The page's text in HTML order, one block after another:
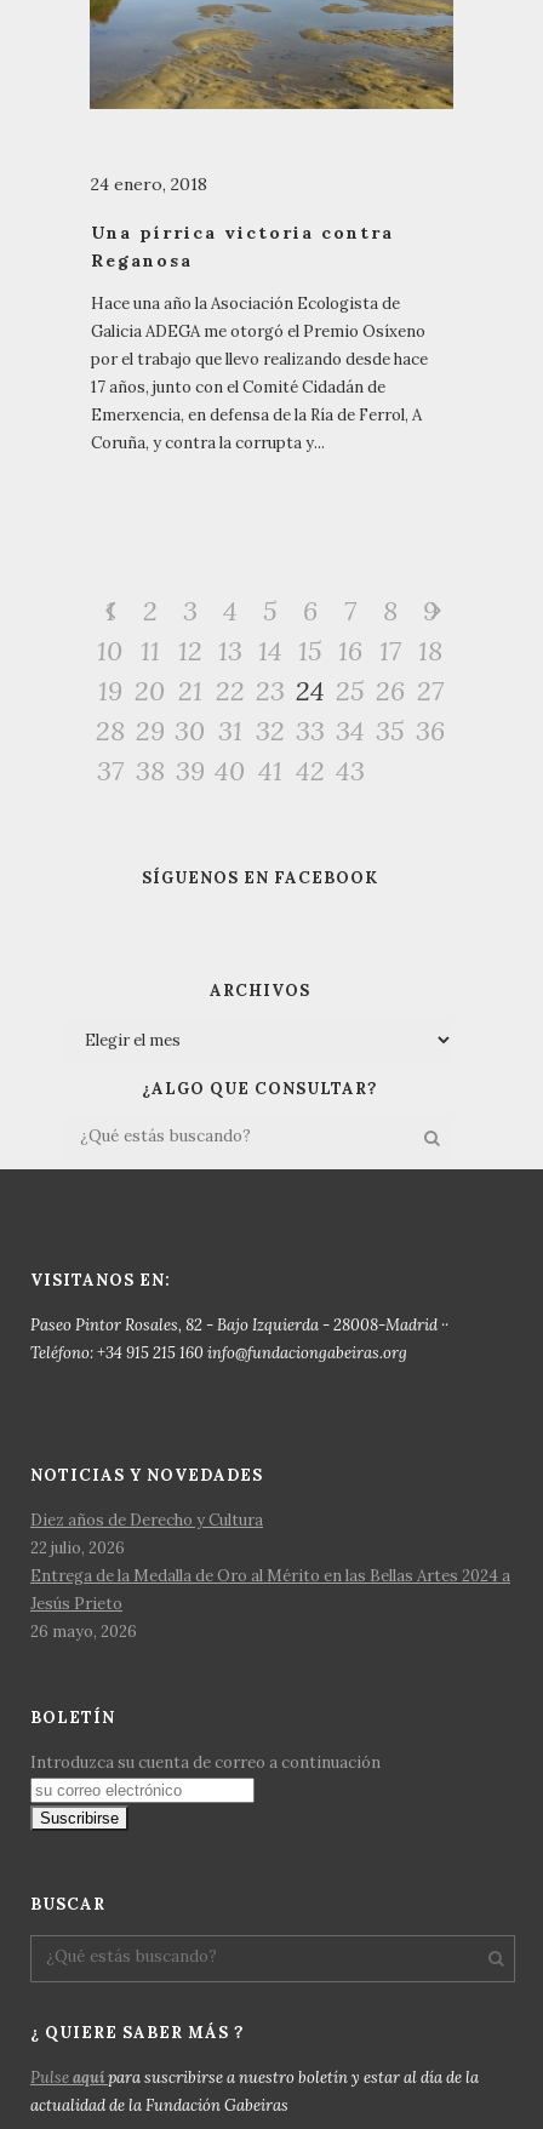
24 enero, 2018
Una pírrica victoria contra
Reganosa
Hace una año la Asociación Ecologista de
Galicia ADEGA me otorgó el Premio Osíxeno
por el trabajo que llevo realizando desde hace
17 años, junto con el Comité Cidadán de
Emerxencia, en defensa de la Ría de Ferrol, A
Coruña, y contra la corrupta y...
1 2 3 4 5 6 7 8
9
10
11 12 13 14 15 16 17 18
19 20 21 22 23 24 25 26 27
28 29 30 31 32 33 34 35 36
37 38 39 40 41 42 43
SÍGUENOS EN FACEBOOK
ARCHIVOS
¿ALGO QUE CONSULTAR?
VISITANOS EN:
Paseo Pintor Rosales, 82 - Bajo Izquierda - 28008-Madrid ··
Teléfono: +34 915 215 160 info@fundaciongabeiras.org
NOTICIAS Y NOVEDADES
Diez años de Derecho y Cultura
22 julio, 2026
Entrega de la Medalla de Oro al Mérito en las Bellas Artes 2024 a
Jesús Prieto
26 mayo, 2026
BOLETÍN
Introduzca su cuenta de correo a continuación
BUSCAR
¿ QUIERE SABER MÁS ?
Pulseaquípara suscribirse a nuestro boletín y estar al día de la
actualidad de la Fundación Gabeiras